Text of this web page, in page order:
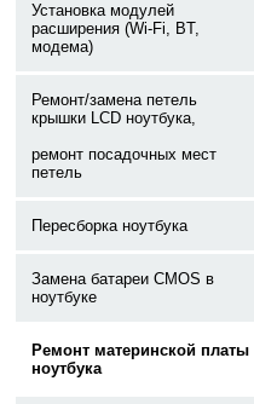
Установка модулей
расширения (Wi-Fi, BT,
модема)
Ремонт/замена петель
крышки LCD ноутбука,
ремонт посадочных мест
петель
Пересборка ноутбука
Замена батареи CMOS в
ноутбуке
Ремонт материнской платы
ноутбука